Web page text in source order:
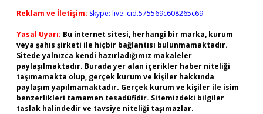
Reklam ve İletişim: Skype: live:.cid.575569c608265c69
Yasal Uyarı: Bu internet sitesi, herhangi bir marka, kurum
veya şahıs şirketi ile hiçbir bağlantısı bulunmamaktadır.
Sitede yalnızca kendi hazırladığımız makaleler
paylaşılmaktadır. Burada yer alan içerikler haber niteliği
taşımamakta olup, gerçek kurum ve kişiler hakkında
paylaşım yapılmamaktadır. Gerçek kurum ve kişiler ile isim
benzerlikleri tamamen tesadüfidir. Sitemizdeki bilgiler
taslak halindedir ve tavsiye niteliği taşımazlar.